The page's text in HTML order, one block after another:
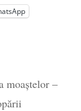
moaștelor –